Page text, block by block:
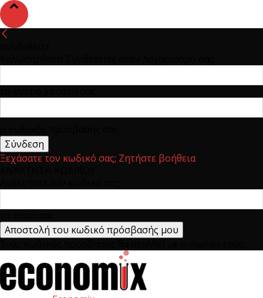
Ξεχάσατε τον κωδικό σας; Ζητήστε βοήθεια